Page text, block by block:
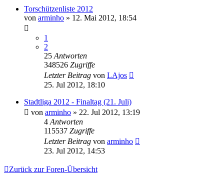
Torschützenliste 2012
von arminho » 12. Mai 2012, 18:54
1
2
25 Antworten
348526 Zugriffe
Letzter Beitrag von LAjos
25. Jul 2012, 18:10
Stadtliga 2012 - Finaltag (21. Juli)
von arminho » 22. Jul 2012, 13:19
4 Antworten
115537 Zugriffe
Letzter Beitrag von arminho
23. Jul 2012, 14:53
Zurück zur Foren-Übersicht